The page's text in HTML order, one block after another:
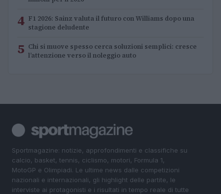
4 F1 2026: Sainz valuta il futuro con Williams dopo una
stagione deludente
5 Chi si muove spesso cerca soluzioni semplici: cresce
l’attenzione verso il noleggio auto
Sportmagazine: notizie, approfondimenti e classifiche su
calcio, basket, tennis, ciclismo, motori, Formula 1,
MotoGP e Olimpiadi. Le ultime news dalle competizioni
nazionali e internazionali, gli highlight delle partite, le
interviste ai protagonisti e i risultati in tempo reale di tutte